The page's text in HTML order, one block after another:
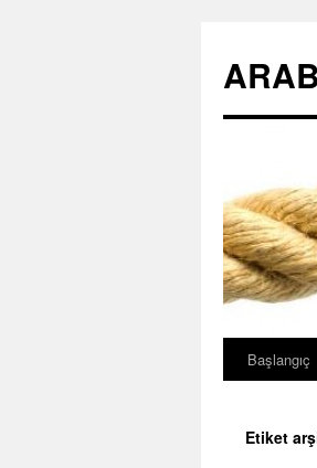
İçeriğe
Başlangıç
Etiket